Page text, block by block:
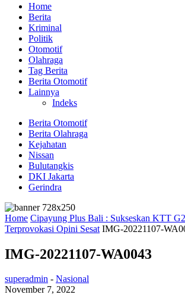
Home
Berita
Kriminal
Politik
Otomotif
Olahraga
Tag Berita
Berita Otomotif
Lainnya
Indeks
Berita Otomotif
Berita Olahraga
Kejahatan
Nissan
Bulutangkis
DKI Jakarta
Gerindra
Home Cipayung Plus Bali : Sukseskan KTT
Terprovokasi Opini Sesat IMG-20221107-
IMG-20221107-WA0043
superadmin - Nasional
November 7, 2022